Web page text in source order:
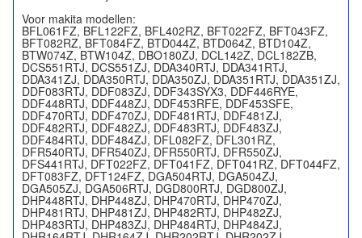
Voor makita modellen:
BFL061FZ, BFL122FZ, BFL402RZ, BFT022FZ, BFT043FZ,
BFT082RZ, BFT084FZ, BTD044Z, BTD064Z, BTD104Z,
BTW074Z, BTW104Z, DBO180ZJ, DCL142Z, DCL182ZB,
DCS551RTJ, DCS551ZJ, DDA340RTJ, DDA341RTJ,
DDA341ZJ, DDA350RTJ, DDA350ZJ, DDA351RTJ, DDA351ZJ,
DDF083RTJ, DDF083ZJ, DDF343SYX3, DDF446RYE,
DDF448RTJ, DDF448ZJ, DDF453RFE, DDF453SFE,
DDF470RTJ, DDF470ZJ, DDF481RTJ, DDF481ZJ,
DDF482RTJ, DDF482ZJ, DDF483RTJ, DDF483ZJ,
DDF484RTJ, DDF484ZJ, DFL082FZ, DFL301RZ,
DFR540RTJ, DFR540ZJ, DFR550RTJ, DFR550ZJ,
DFS441RTJ, DFT022FZ, DFT041FZ, DFT041RZ, DFT044FZ,
DFT083FZ, DFT124FZ, DGA504RTJ, DGA504ZJ,
DGA505ZJ, DGA506RTJ, DGD800RTJ, DGD800ZJ,
DHP448RTJ, DHP448ZJ, DHP470RTJ, DHP470ZJ,
DHP481RTJ, DHP481ZJ, DHP482RTJ, DHP482ZJ,
DHP483RTJ, DHP483ZJ, DHP484RTJ, DHP484ZJ,